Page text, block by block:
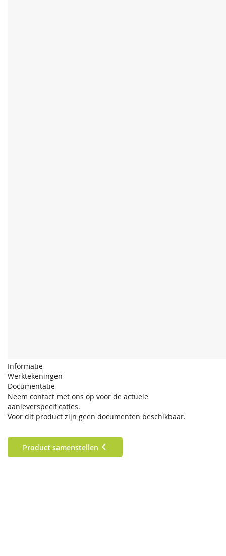
Informatie
Werktekeningen
Documentatie
Neem contact met ons op voor de actuele
aanleverspecificaties.
Voor dit product zijn geen documenten beschikbaar.
Product samenstellen